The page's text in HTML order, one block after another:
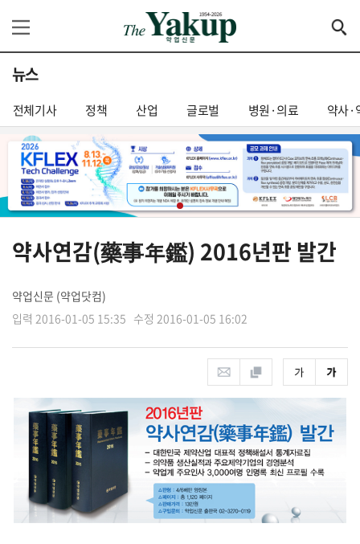
뉴스
전체기사 정책 산업 글로벌 병원·의료 약사·
약사연감(藥事年鑑) 2016년판 발간
약업신문 (약업닷컴)
입력 2016-01-05 15:35 수정 2016-01-05 16:02